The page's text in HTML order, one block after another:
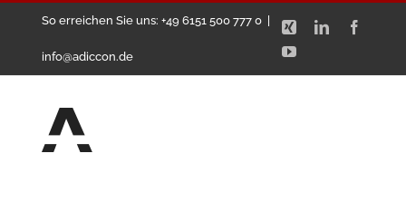
springen
So erreichen Sie uns: +49 6151 500 777 0
info@adiccon.de
Xing LinkedIn
YouTube